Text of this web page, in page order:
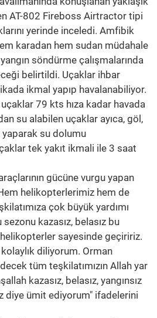
AT-802 Fireboss Airtractor tipi
yerinde inceledi. Amfibik
karadan hem sudan müdahale
söndürme çalışmalarında
belirtildi. Uçaklar ihbar
ikmal yapıp havalanabiliyor.
79 kts hıza kadar havada
su alabilen uçaklar ayıca, göl,
yaparak su dolumu
tek yakıt ikmali ile 3 saat
gücüne vurgu yapan
helikopterlerimiz hem de
çok büyük yardımı
kazasız, belasız bu
sayesinde geçiririz.
diliyorum. Orman
tüm teşkilatımızın Allah yar
kazasız, belasız, yangınsız
diye ümit ediyorum" ifadelerini